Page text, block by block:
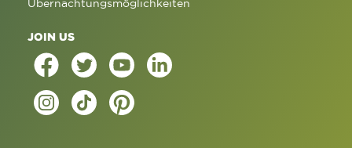
Übernachtungsmöglichkeiten
JOIN US